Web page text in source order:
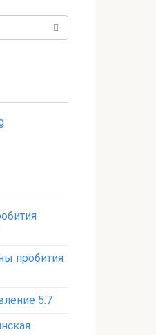
пробития
5.7